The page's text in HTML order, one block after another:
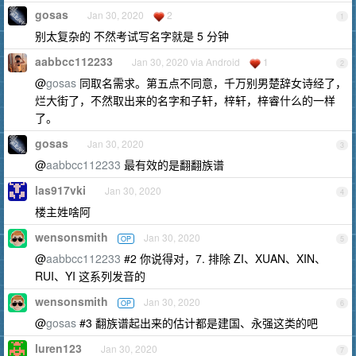
1
gosas Jan 30, 2020 2
别太复杂的 不然考试写名字就是 5 分钟
2
aabbcc112233 Jan 30, 2020 via Android 1
@gosas 同取名需求。第五点不同意，千万别男楚辞女诗经了，
烂大街了，不然取出来的名字和子轩，梓轩，梓睿什么的一样
了。
3
gosas Jan 30, 2020
@aabbcc112233 最有效的是翻翻族谱
4
las917vki Jan 30, 2020
楼主姓啥阿
5
wensonsmith OP Jan 30, 2020
@aabbcc112233 #2 你说得对，7. 排除 ZI、XUAN、XIN、
RUI、YI 这系列发音的
6
wensonsmith OP Jan 30, 2020
@gosas #3 翻族谱起出来的估计都是建国、永强这类的吧
7
luren123 Jan 30, 2020